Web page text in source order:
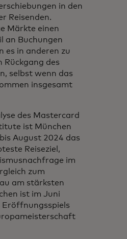
in den
Reisenden.
Märkte einen
an Buchungen
es in anderen zu
Rückgang des
selbst wenn das
insgesamt
des Mastercard
ist München
August 2024 das
Reiseziel,
im
zum
am stärksten
ist im Juni
Eröffnungsspiels